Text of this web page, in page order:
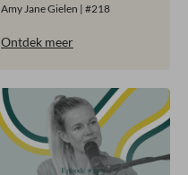
Amy Jane Gielen | #218
Ontdek meer